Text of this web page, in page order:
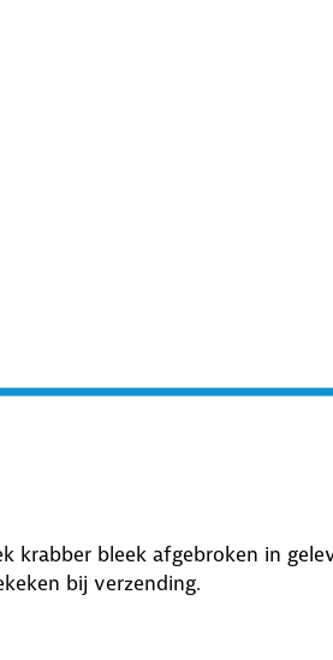
te maken over gebroken
krabber bleek afgebroken in
bij verzending.